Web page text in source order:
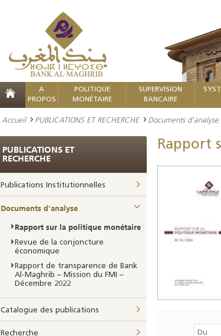
A
PROPOS
POLITIQUE
MONÉTAIRE
SUPERVISION
BANCAIRE
Accueil PUBLICATIONS ET RECHERCHE Documents d'analyse
Rapport
PUBLICATIONS ET
RECHERCHE
Publications Institutionnelles
Documents d'analyse
Rapport sur la politique monétaire
Revue de la conjoncture
économique
Rapport de transparence de Bank
Al-Maghrib – Mission du FMI –
Décembre 2022
Catalogue des publications
Recherche